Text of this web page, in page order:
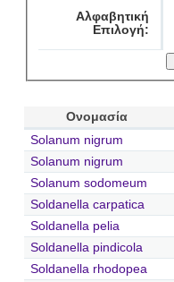
Αλφαβητική
Επιλογή:
Ονομασία
Solanum nigrum
Solanum nigrum
Solanum sodomeum
Soldanella carpatica
Soldanella pelia
Soldanella pindicola
Soldanella rhodopea